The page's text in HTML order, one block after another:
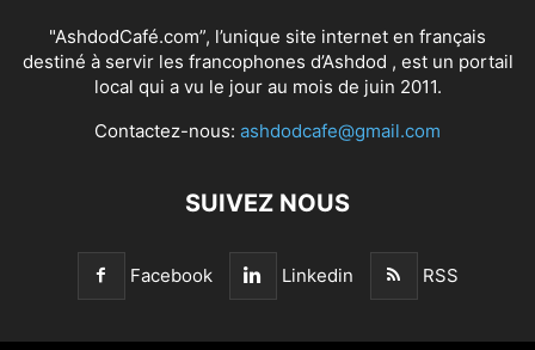
"AshdodCafé.com”, l’unique site internet en français
destiné à servir les francophones d’Ashdod , est un portail
local qui a vu le jour au mois de juin 2011.
Contactez-nous: ashdodcafe@gmail.com
SUIVEZ NOUS
Facebook Linkedin RSS